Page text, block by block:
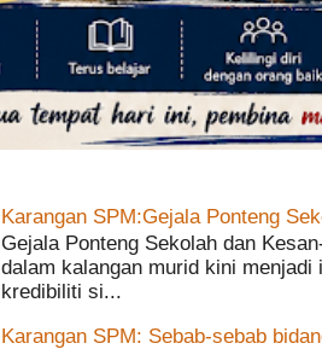
Karangan SPM:Gejala Ponteng
Gejala Ponteng Sekolah dan
dalam kalangan murid kini
kredibiliti si...
Karangan SPM: Sebab-sebab